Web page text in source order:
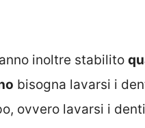
inoltre stabilito
bisogna lavarsi i
ovvero lavarsi i denti